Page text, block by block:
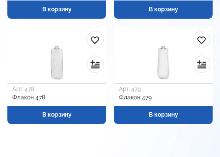
В корзину В корзину
Арт. 478
Флакон 478
В корзину
Арт. 479
Флакон 479
В корзину